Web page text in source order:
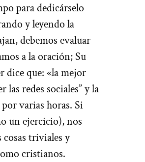
para dedicárselo
y leyendo la
debemos evaluar
a la oración; Su
dice que: «la mejor
redes sociales” y la
varias horas. Si
un ejercicio), nos
cosas triviales y
cristianos.